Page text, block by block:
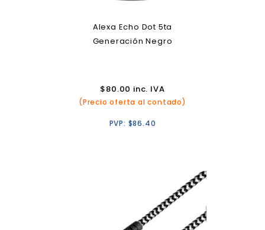
Alexa Echo Dot 5ta
Generación Negro
$80.00 inc. IVA
(Precio oferta al contado)
PVP: $86.40